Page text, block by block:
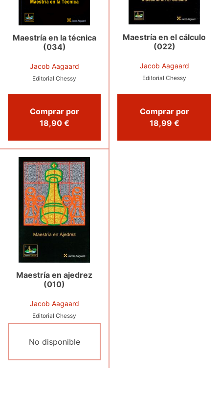
Maestría en la técnica
(034)
Jacob Aagaard
Editorial Chessy
Comprar por
18,90 €
Maestría en el cálculo
(022)
Jacob Aagaard
Editorial Chessy
Comprar por
18,99 €
Maestría en ajedrez
(010)
Jacob Aagaard
Editorial Chessy
No disponible